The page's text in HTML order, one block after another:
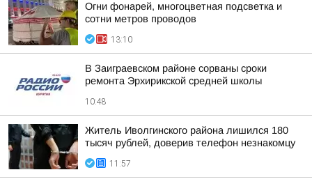
Огни фонарей, многоцветная подсветка и
сотни метров проводов
13:10
В Заиграевском районе сорваны сроки
ремонта Эрхирикской средней школы
10:48
Житель Иволгинского района лишился 180
тысяч рублей, доверив телефон незнакомцу
11:57